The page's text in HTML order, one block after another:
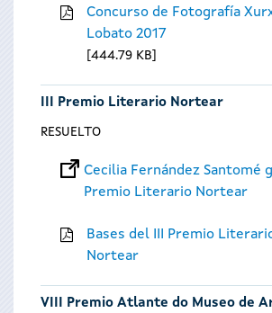
Concurso de Fotografía
Lobato 2017
444.79 KB
III Premio Literario Nortear
RESUELTO
Cecilia Fernández Santomé
Premio Literario Nortear
Bases del III Premio
Nortear
VIII Premio Atlante do Museo de